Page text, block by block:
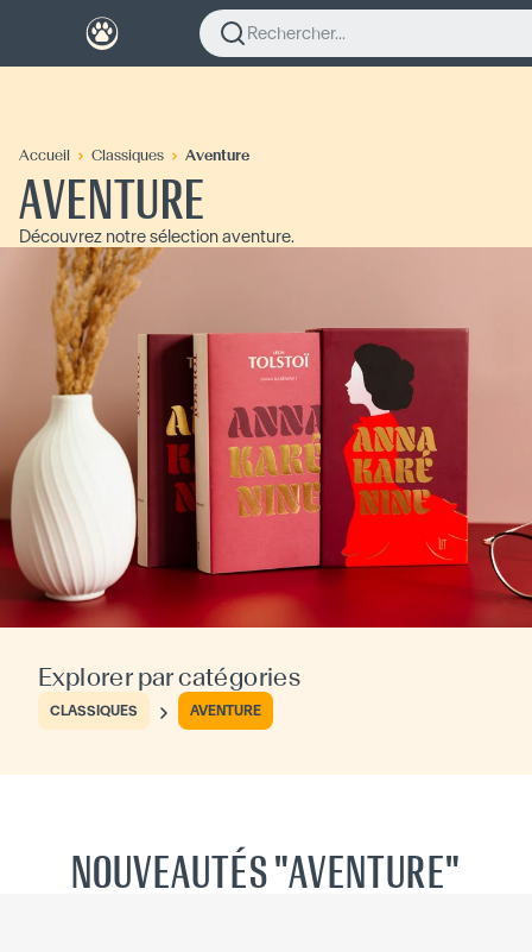
Rechercher...
Accueil Classiques Aventure
AVENTURE
Découvrez notre sélection aventure.
Explorer par catégories
CLASSIQUES AVENTURE
NOUVEAUTÉS "AVENTURE"